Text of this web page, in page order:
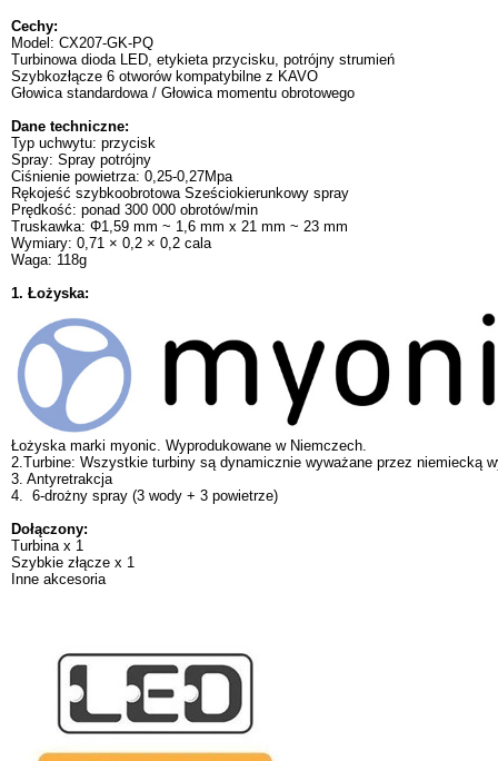
Cechy:
Model: CX207-GK-PQ
Turbinowa dioda LED, etykieta przycisku, potrójny strumień
Szybkozłącze 6 otworów kompatybilne z KAVO
Głowica standardowa / Głowica momentu obrotowego
Dane techniczne:
Typ uchwytu: przycisk
Spray: Spray potrójny
Ciśnienie powietrza: 0,25-0,27Mpa
Rękojeść szybkoobrotowa Sześciokierunkowy spray
Prędkość: ponad 300 000 obrotów/min
Truskawka: Φ1,59 mm ~ 1,6 mm x 21 mm ~ 23 mm
Wymiary: 0,71 × 0,2 × 0,2 cala
Waga: 118g
1. Łożyska:
Łożyska marki myonic. Wyprodukowane w Niemczech.
2.Turbine: Wszystkie turbiny są dynamicznie wyważane przez niemiecką
3. Antyretrakcja
4. 6-drożny spray (3 wody + 3 powietrze)
Dołączony:
Turbina x 1
Szybkie złącze x 1
Inne akcesoria